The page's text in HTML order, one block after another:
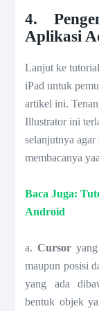
4.
Aplikasi
Lanjut ke
iPad untuk
artikel ini.
Illustrator ini
selanjutnya
membacanya
Baca Juga:
Android
a. Cursoryang
maupun posisi
yang ada
bentuk objek